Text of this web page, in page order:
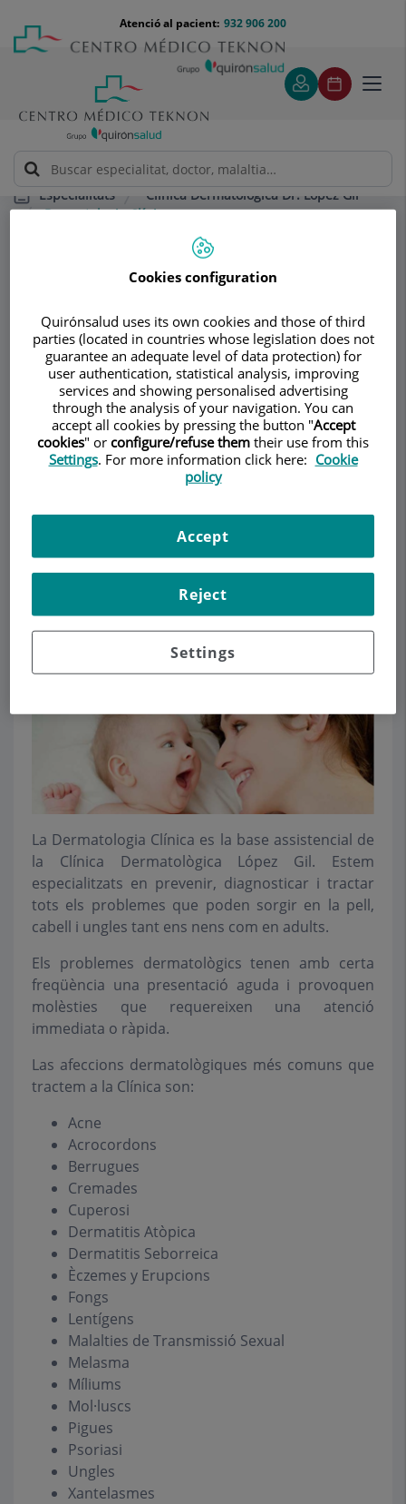
contingut
Menú
teléfono
cabecera
932 906 200
Atenció al pacient:
Especialitats
Clínica Dermatológica Dr. López Gil
Dermatologia Clínica
Clínica
Dermatológica Dr.
López Gil
DERMATOLOGIA
EquipContacte
Demanar Cita
Dermatologia Clínica
La Dermatologia Clínica es la base assistencial de
la Clínica Dermatològica López Gil. Estem
especialitzats en prevenir, diagnosticar i tractar
tots els problemes que poden sorgir en la pell,
cabell i ungles tant ens nens com en adults.
Els problemes dermatològics tenen amb certa
freqüència una presentació aguda i provoquen
molèsties que requereixen una atenció
immediata o ràpida.
Las afeccions dermatològiques més comuns que
tractem a la Clínica son:
Acne
Acrocordons
Berrugues
Cremades
Cuperosi
Dermatitis Atòpica
Dermatitis Seborreica
Èczemes y Erupcions
Fongs
Lentígens
Malalties de Transmissió Sexual
Melasma
Míliums
Mol·luscs
Pigues
Psoriasi
Ungles
Xantelasmes
Cookies configuration
Quirónsalud uses its own cookies and those of third
parties (located in countries whose legislation does not
guarantee an adequate level of data protection) for
user authentication, statistical analysis, improving
services and showing personalised advertising
through the analysis of your navigation. You can
accept all cookies by pressing the button "Accept
cookies" or configure/refuse them their use from this
Settings. For more information click here: Cookie
policy
Settings
Reject
Accept